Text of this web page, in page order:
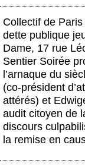
Collectif de
dette publique
Dame, 17 rue
Sentier Soirée
l’arnaque du
(co-président
attérés) et
audit citoyen de
discours
la remise en